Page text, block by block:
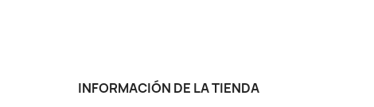
INFORMACIÓN DE LA TIENDA